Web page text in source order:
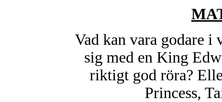
Vad kan vara godare
sig med en King
riktigt god röra?
Princess,